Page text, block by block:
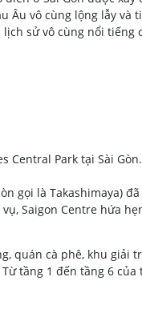
Âu vô cùng lộng lẫy và
sử vô cùng nổi tiếng
Park tại Sài
gọi là Takashimaya)
Saigon Centre hứa
cà phê, khu giải
tầng 1 đến tầng 6